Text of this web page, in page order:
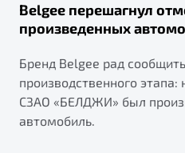
Belgee перешагнул
произведенных
Бренд Belgee рад
производственного этапа:
СЗАО «БЕЛДЖИ» был
автомобиль.